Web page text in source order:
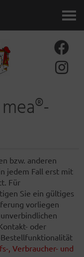
bzw. anderen
jedem Fall erst mit
Für
Sie ein gültiges
vorliegen
oder
, Verbraucher- und